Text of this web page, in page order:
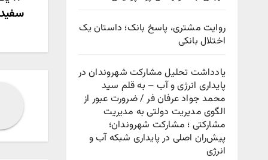
روایت مشتری، پاسخ بانک؛ داستان یک
اختلال بانکی
یادداشت تحلیل مشارکت شهروندان در
پایداری انرژی و آب – به قلم سید
محمد جواد عرفان فر / ضرورت عبور از
الگوی مدیریت دولتی به مدیریت
مشارکتی ؛ مشارکت شهروندان؛
پیش‌ران اصلی در پایداری شبکه آب و
انرژی